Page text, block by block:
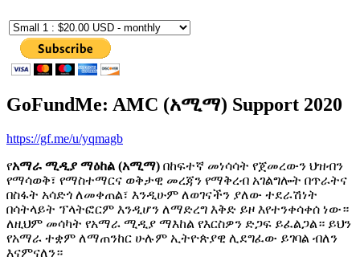
GoFundMe: AMC (አሚማ) Support 2020
https://gf.me/u/yqmagb
የአማራ ሚዲያ ማዕከል (አሚማ) በከፍተኛ መነሳሳት የጀመረውን ህዝብን
የማሳወቅ፣ የማስተማርና ወቅታዊ መረጃን የማቅረብ አገልግሎት በጥራትና
በስፋት አሳድጎ ለመቀጠል፣ እንዲሁም ለወገናችን ያለው ተደራሽነት
በሳትላይት ፕላትፎርም እንዲሆን ለማድረግ እቅድ ይዞ እየተንቀሳቀሰ ነው።
ለዚህም መሳካት የአማራ ሚዲያ ማእከል የእርስዎን ድጋፍ ይፈልጋል። ይህን
የአማራ ተቋም ለማጠንከር ሁሉም ኢትዮጵያዊ ሊደግፈው ይገባል ብለን
እናምናለን።